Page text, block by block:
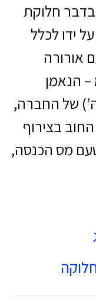
בדבר חלוקת
ידו לכלל
אורורה
הנאמן
של החברה,
בצירוף
מס הכנסה,